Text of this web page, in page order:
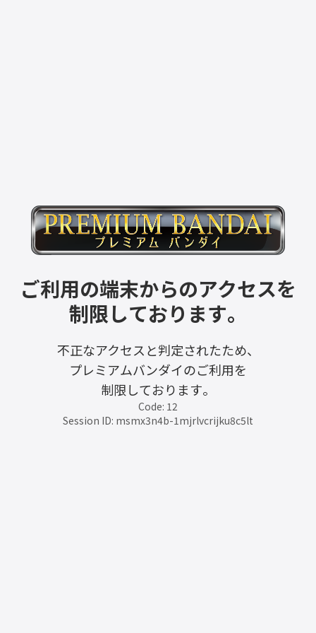
ご利用の端末からのアクセスを
制限しております。
不正なアクセスと判定されたため、
プレミアムバンダイのご利用を
制限しております。
Code: 12
Session ID: msmx3n4b-1mjrlvcrijku8c5lt